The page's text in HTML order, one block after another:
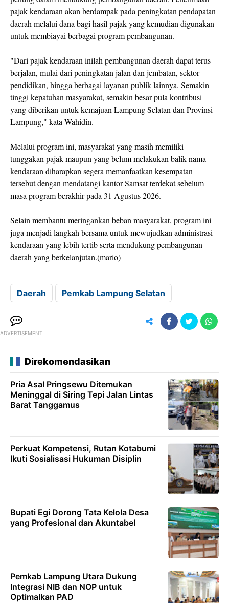
pajak kendaraan akan berdampak pada peningkatan pendapatan
daerah melalui dana bagi hasil pajak yang kemudian digunakan
untuk membiayai berbagai program pembangunan.
"Dari pajak kendaraan inilah pembangunan daerah dapat terus
berjalan, mulai dari peningkatan jalan dan jembatan, sektor
pendidikan, hingga berbagai layanan publik lainnya. Semakin
tinggi kepatuhan masyarakat, semakin besar pula kontribusi
yang diberikan untuk kemajuan Lampung Selatan dan Provinsi
Lampung," kata Wahidin.
Melalui program ini, masyarakat yang masih memiliki
tunggakan pajak maupun yang belum melakukan balik nama
kendaraan diharapkan segera memanfaatkan kesempatan
tersebut dengan mendatangi kantor Samsat terdekat sebelum
masa program berakhir pada 31 Agustus 2026.
Selain membantu meringankan beban masyarakat, program ini
juga menjadi langkah bersama untuk mewujudkan administrasi
kendaraan yang lebih tertib serta mendukung pembangunan
daerah yang berkelanjutan.(mario)
Daerah Pemkab Lampung Selatan
ADVERTISEMENT
Direkomendasikan
Pria Asal Pringsewu Ditemukan
Meninggal di Siring Tepi Jalan Lintas
Barat Tanggamus
Perkuat Kompetensi, Rutan Kotabumi
Ikuti Sosialisasi Hukuman Disiplin
Bupati Egi Dorong Tata Kelola Desa
yang Profesional dan Akuntabel
Pemkab Lampung Utara Dukung
Integrasi NIB dan NOP untuk
Optimalkan PAD